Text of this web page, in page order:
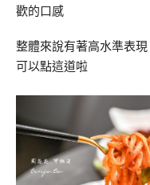
歡的口感
整體來說有著高水準表
可以點這道啦